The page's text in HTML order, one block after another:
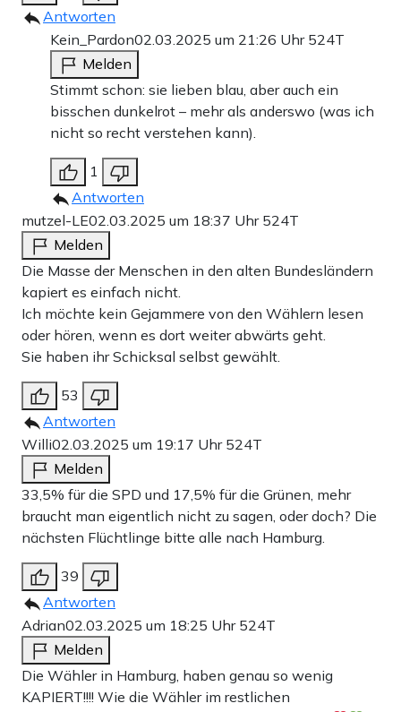
Antworten
Kein_Pardon02.03.2025 um 21:26 Uhr 524T
Melden
Stimmt schon: sie lieben blau, aber auch ein
bisschen dunkelrot – mehr als anderswo (was ich
nicht so recht verstehen kann).
1
Antworten
mutzel-LE02.03.2025 um 18:37 Uhr 524T
Melden
Die Masse der Menschen in den alten Bundesländern
kapiert es einfach nicht.
Ich möchte kein Gejammere von den Wählern lesen
oder hören, wenn es dort weiter abwärts geht.
Sie haben ihr Schicksal selbst gewählt.
53
Antworten
Willi02.03.2025 um 19:17 Uhr 524T
Melden
33,5% für die SPD und 17,5% für die Grünen, mehr
braucht man eigentlich nicht zu sagen, oder doch? Die
nächsten Flüchtlinge bitte alle nach Hamburg.
39
Antworten
Adrian02.03.2025 um 18:25 Uhr 524T
Melden
Die Wähler in Hamburg, haben genau so wenig
KAPIERT!!!! Wie die Wähler im restlichen